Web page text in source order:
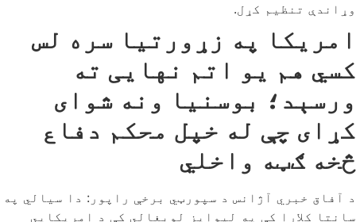
وړاندې تنظیم کړل.
امریکا په زړورتیا سره لس
کسي هم یو اتم نهایی ته
ورسېد؛ بوسنیا ونه شوای
کړای چې له خپل محکم دفاع
څخه ګټه واخلي
د آفاق خبري آژانس د سپورټي برخې راپور: دا سیالي په
سانتا کلارا کې په لیوایز لوبغالي کې د امریکايي